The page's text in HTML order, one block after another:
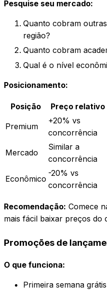
Pesquise seu mercado:
Quanto cobram
região?
Quanto cobram
Qual é o nível
Posicionamento:
Posição Preço relativo
Premium
+20% vs
concorrência
Mercado
Similar a
concorrência
Econômico
-20% vs
concorrência
Recomendação: Comece
mais fácil baixar preços do
Promoções de
O que funciona:
Primeira semana